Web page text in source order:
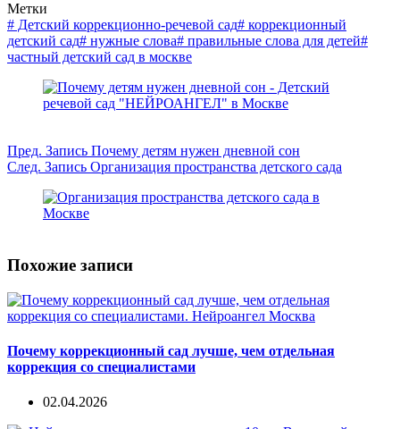
Метки
# Детский коррекционно-речевой сад# коррекционный
детский сад# нужные слова# правильные слова для детей#
частный детский сад в москве
Пред. Запись Почему детям нужен дневной сон
След. Запись Организация пространства детского сада
Похожие записи
Почему коррекционный сад лучше, чем отдельная
коррекция со специалистами
02.04.2026